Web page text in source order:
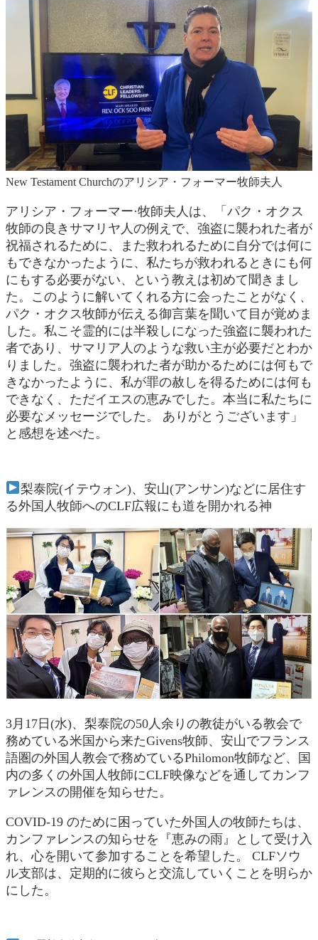
New Testament Churchのアリシア・フォーマー牧師夫人
アリシア・フォーマー·牧師夫人は、「パク・オクス
牧師の良きサマリヤ人の例えで、強盗に襲われた者が
祝福されるために、また救われるために自分では何に
もできなかったように、私たちが救われるときにも何
にもする必要がない、という教えは初めて聞きまし
た。このように解いてくれる方に会ったことがなく、
パク・オクス牧師が伝える御言葉を聞いて目が覚めま
した。私こそ霊的には半殺しになった強盗に襲われた
者であり、サマリア人のような救い主が必要だとわか
りました。強盗に襲われた者が助かるためには何もで
きなかったように、私が罪の赦しを得るためには何も
できなく、ただイエスの恵みでした。本当に私たちに
必要なメッセージでした。 ありがとうございます」
と感想を述べた。
梨泰院(イテウォン)、安山(アンサン)などに居住す
る外国人牧師へのCLF広報にも道を開かれる神
3月17日(水)、梨泰院の50人余りの教徒がいる教会で
務めている米国から来たGivens牧師、安山でフランス
語圏の外国人教会で務めているPhilomon牧師など、国
内の多くの外国人牧師にCLF映像などを通してカンフ
ァレンスの開催を知らせた。
COVID-19 のために困っていた外国人の牧師たちは、
カンファレンスの知らせを『恵みの雨』として受け入
れ、心を開いて参加することを希望した。 CLFソウ
ル支部は、定期的に彼らと交流していくことを明らか
にした。